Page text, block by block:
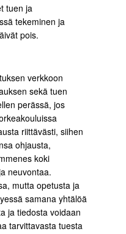
tuen ja
tekeminen ja
pois.
verkkoon
sekä tuen
perässä, jos
riittävästi, siihen
ohjausta,
koki
neuvontaa.
mutta opetusta ja
samana yhtälöä
ja tiedosta voidaan
tarvittavasta tuesta